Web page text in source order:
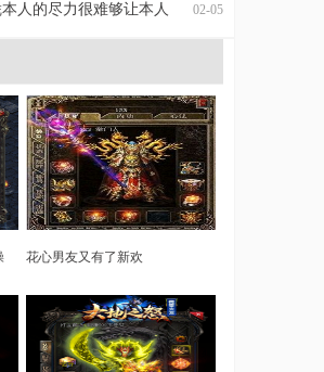
02-05
人的尽力很难够让本人
花心男友又有了新欢